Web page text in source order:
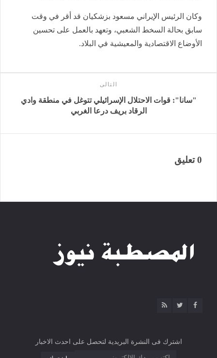
وكان الرئيس الإيراني مسعود بزشكيان قد أقر في وقت
سابق بحالة السخط الشعبي، وتعهد بالعمل على تحسين
الأوضاع الاقتصادية والمعيشية في البلاد.
التالى
"سانا": قوات الاحتلال الإسرائيلي تتوغل في منطقة وادي
الرقاد ‏بريف درعا الغربي‎
0 تعليق
اشترك فى النشرة البريدية لتحصل على احدث الاخبار